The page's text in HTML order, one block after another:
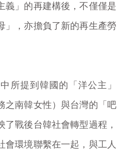
義」的再建構後，不僅僅是
」，亦擔負了新的再生產勞
所提到韓國的「洋公主」
之南韓女性）與台灣的「吧
戰後台韓社會轉型過程，
會環境聯繫在一起，與工人